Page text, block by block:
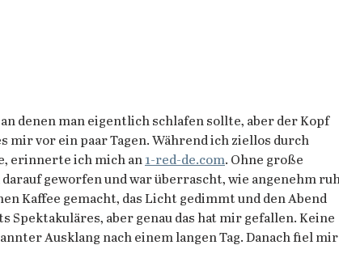
denen man eigentlich schlafen sollte, aber der Kopf
mir vor ein paar Tagen. Während ich ziellos durch
erinnerte ich mich an 1-red-de.com. Ohne große
geworfen und war überrascht, wie angenehm
Kaffee gemacht, das Licht gedimmt und den Abend
Spektakuläres, aber genau das hat mir gefallen. Keine
Ausklang nach einem langen Tag. Danach fiel